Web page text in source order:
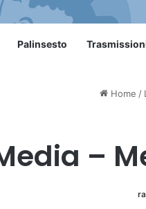
Palinsesto
Home /
–